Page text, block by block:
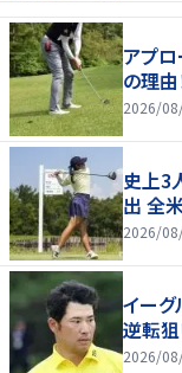
アプロ
の理由
2026/
史上3
出 全
2026/
イー
逆転
2026/